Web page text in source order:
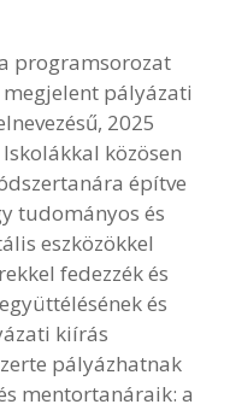
programsorozat
pályázati
2025
közösen
építve
tudományos és
eszközökkel
fedezzék és
és
kiírás
pályázhatnak
mentortanáraik: a